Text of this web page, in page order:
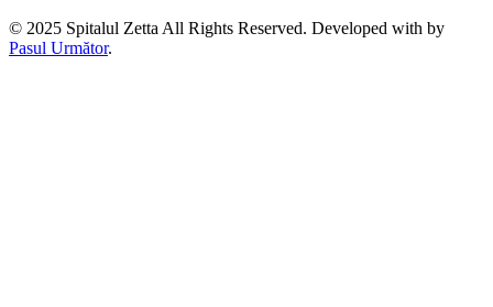
© 2025 Spitalul Zetta All Rights Reserved. Developed with by
Pasul Următor.